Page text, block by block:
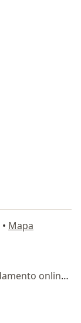
• Mapa
Esse especialista não oferece agendamento online para esse endereço.